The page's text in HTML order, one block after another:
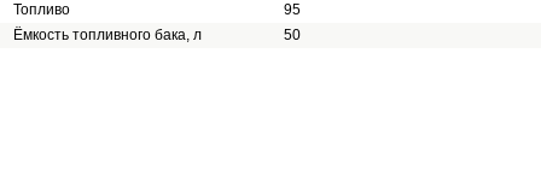
Топливо
95
Ёмкость топливного бака, л
50